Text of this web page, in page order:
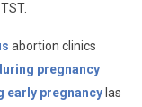
abortion clinics
pregnancy
early pregnancy las